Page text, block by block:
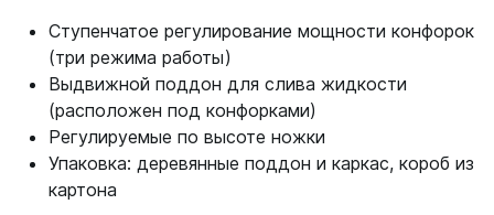
Ступенчатое регулирование мощности конфорок
(три режима работы)
Выдвижной поддон для слива жидкости
(расположен под конфорками)
Регулируемые по высоте ножки
Упаковка: деревянные поддон и каркас, короб из
картона